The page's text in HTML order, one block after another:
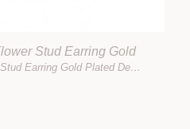
Stud Earring Gold
Earring Gold Plated De…